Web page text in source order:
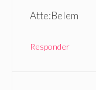
Atte:Belem
Responder